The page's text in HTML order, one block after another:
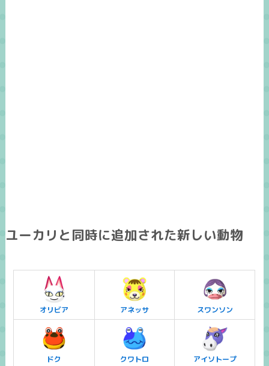
ユーカリと同時に追加された新しい動物
オリビア アネッサ スワンソン
ドク クワトロ アイソトープ